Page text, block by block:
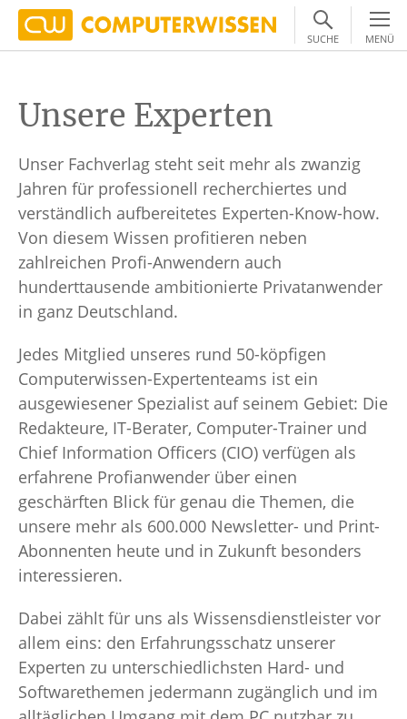
SUCHE MENÜ
Unsere Experten
Unser Fachverlag steht seit mehr als zwanzig
Jahren für professionell recherchiertes und
verständlich aufbereitetes Experten-Know-how.
Von diesem Wissen profitieren neben
zahlreichen Profi-Anwendern auch
hunderttausende ambitionierte Privatanwender
in ganz Deutschland.
Jedes Mitglied unseres rund 50-köpfigen
Computerwissen-Expertenteams ist ein
ausgewiesener Spezialist auf seinem Gebiet: Die
Redakteure, IT-Berater, Computer-Trainer und
Chief Information Officers (CIO) verfügen als
erfahrene Profianwender über einen
geschärften Blick für genau die Themen, die
unsere mehr als 600.000 Newsletter- und Print-
Abonnenten heute und in Zukunft besonders
interessieren.
Dabei zählt für uns als Wissensdienstleister vor
allem eins: den Erfahrungsschatz unserer
Experten zu unterschiedlichsten Hard- und
Softwarethemen jedermann zugänglich und im